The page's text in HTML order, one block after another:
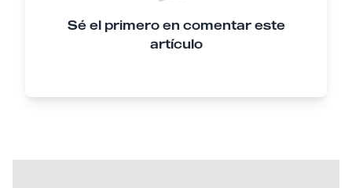
Sé el primero en comentar este
artículo